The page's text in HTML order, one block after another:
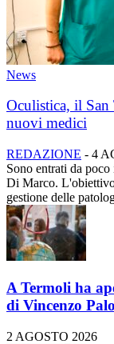
News
Oculistica, il
nuovi medici
REDAZIONE - 4
Sono entrati da
Di Marco.
gestione delle
A Termoli ha
di Vincenzo
2 AGOSTO 2026